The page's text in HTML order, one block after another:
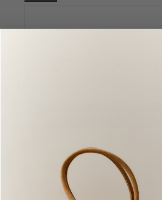
BENACHRICHTIGE MICH,
ELISA RIVET GLOSSY
ELISA RIVET GLOSSY ist eine
klassische Raffinesse mit
Highlights, während der